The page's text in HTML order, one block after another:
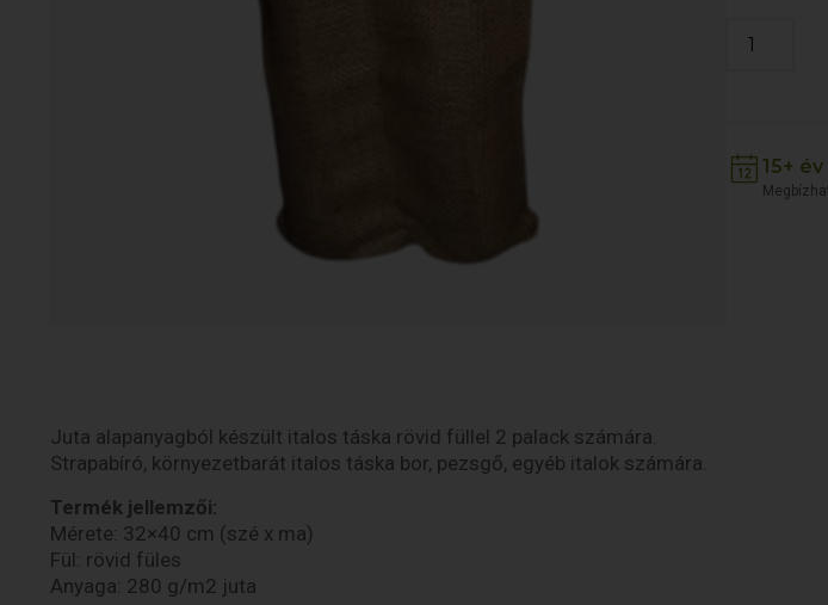
15+
Juta alapanyagból készült italos táska rövid füllel 2 palack számára.
Strapabíró, környezetbarát italos táska bor, pezsgő, egyéb italok számára.
Termék jellemzői:
Mérete: 32×40 cm (szé x ma)
Fül: rövid füles
Anyaga: 280 g/m2 juta